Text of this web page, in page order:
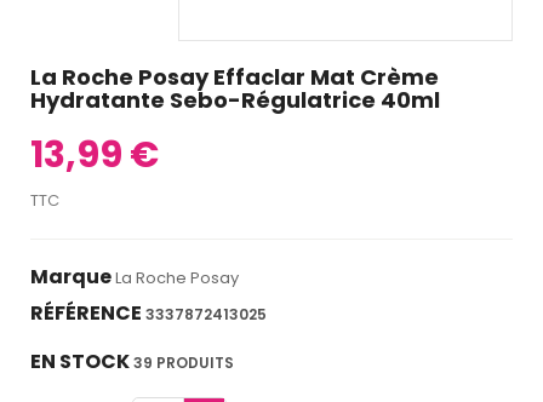
La Roche Posay Effaclar Mat Crème
Hydratante Sebo-Régulatrice 40ml
13,99 €
TTC
MarqueLa Roche Posay
RÉFÉRENCE 3337872413025
EN STOCK39 PRODUITS